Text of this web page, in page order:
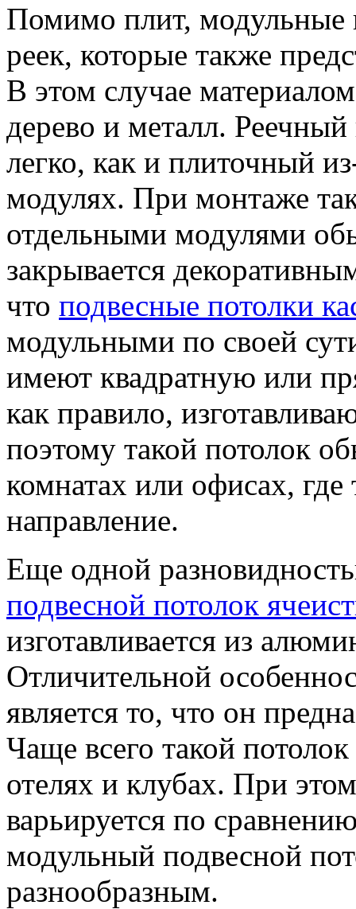
Помимо плит, модульные
реек, которые также
В этом случае
дерево и металл. Реечный
легко, как и плиточный
модулях. При монтаже
отдельными модулями
закрывается
что подвесные потолки
модульными по своей
имеют квадратную или
как правило,
поэтому такой потолок
комнатах или офисах, где
направление.
Еще одной
подвесной потолок
изготавливается из
Отличительной
является то, что он
Чаще всего такой потолок
отелях и клубах. При
варьируется по
модульный подвесной
разнообразным.